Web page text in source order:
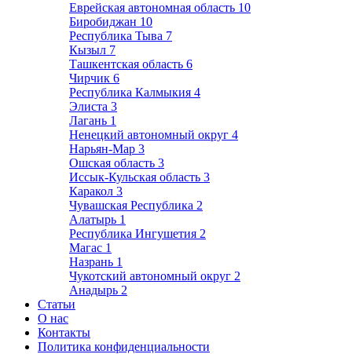
Еврейская автономная область 10
Биробиджан 10
Республика Тыва 7
Кызыл 7
Ташкентская область 6
Чирчик 6
Республика Калмыкия 4
Элиста 3
Лагань 1
Ненецкий автономный округ 4
Нарьян-Мар 3
Ошская область 3
Иссык-Кульская область 3
Каракол 3
Чувашская Республика 2
Алатырь 1
Республика Ингушетия 2
Магас 1
Назрань 1
Чукотский автономный округ 2
Анадырь 2
Статьи
О нас
Контакты
Политика конфиденциальности